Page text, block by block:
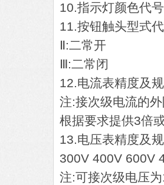
10.指示灯颜色代
11.按钮触头型式
Ⅱ:二常开
Ⅲ:二常闭
12.电流表精度及
注:接次级电流的
根据要求提供3倍
13.电压表精度及
300V 400V 600V
注:可接次级电压